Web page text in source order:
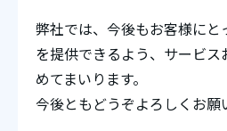
弊社では、今後もお客様にと
を提供できるよう、サービ
めてまいります。
今後ともどうぞよろしくお願